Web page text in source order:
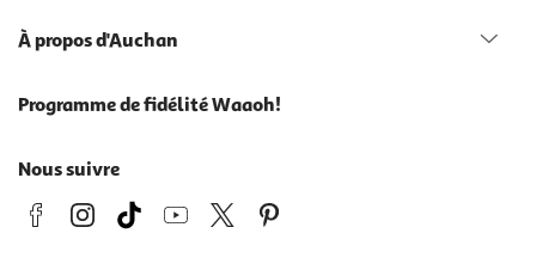
À propos d'Auchan
Programme de fidélité Waaoh!
Nous suivre